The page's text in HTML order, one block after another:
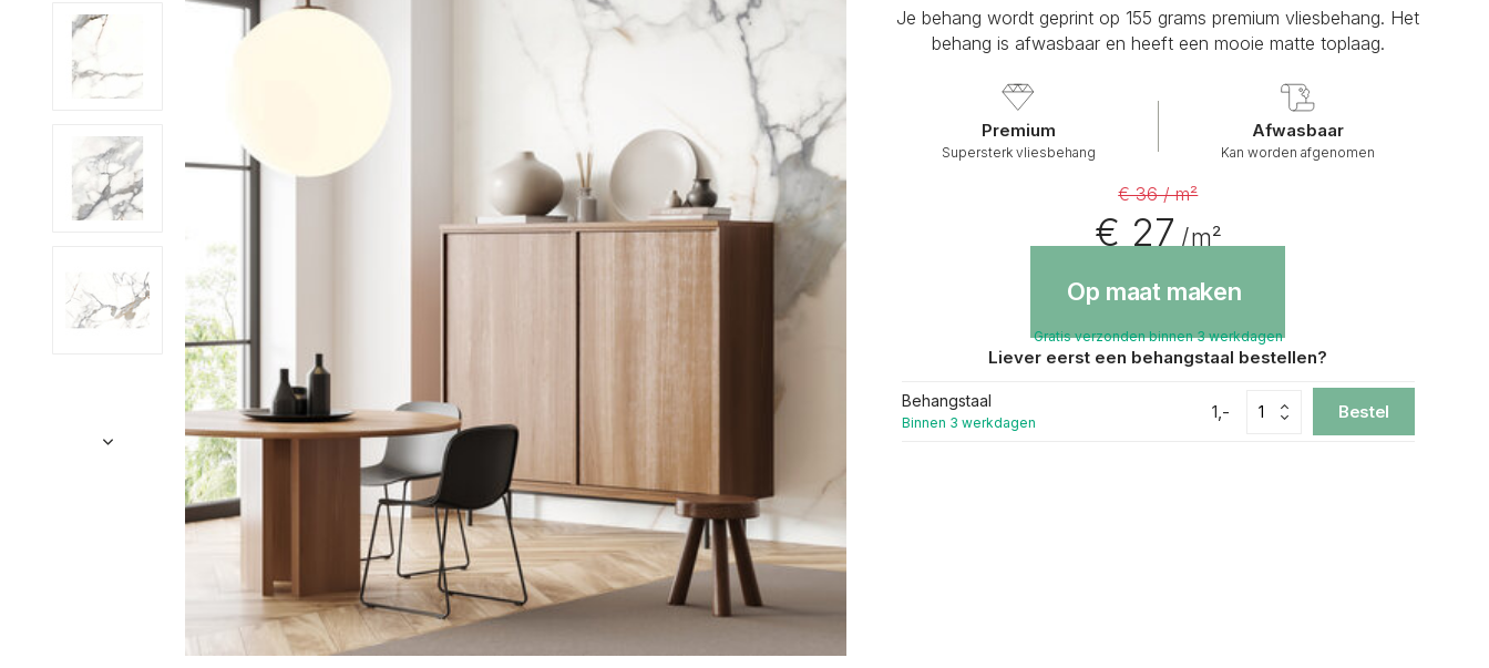
Je behang wordt geprint op 155 grams premium vliesbehang. Het
behang is afwasbaar en heeft een mooie matte toplaag.
Premium
Supersterk vliesbehang
Afwasbaar
Kan worden afgenomen
€ 36 / m²
€ 27/ m²
Op maat maken
Gratis verzonden binnen 3 werkdagen
Liever eerst een behangstaal bestellen?
Behangstaal
Binnen 3 werkdagen
1,- Bestel